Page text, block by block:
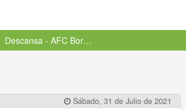
Descansa - AFC Bornemouth
Sábado, 31 de Julio de 2021